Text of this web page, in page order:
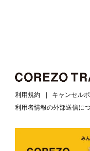
利用規約 キャンセル
利用者情報の外部送信に